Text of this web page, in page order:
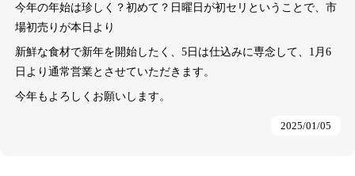
今年の年始は珍しく？初めて？日曜日が初セリということで、市
場初売りが本日より
新鮮な食材で新年を開始したく、5日は仕込みに専念して、1月6
日より通常営業とさせていただきます。
今年もよろしくお願いします。
2025/01/05